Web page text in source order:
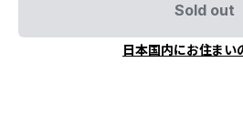
Sold out
日本国内にお住まい